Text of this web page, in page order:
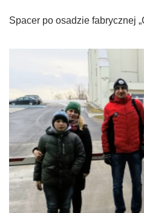
Spacer po osadzie fabrycznej